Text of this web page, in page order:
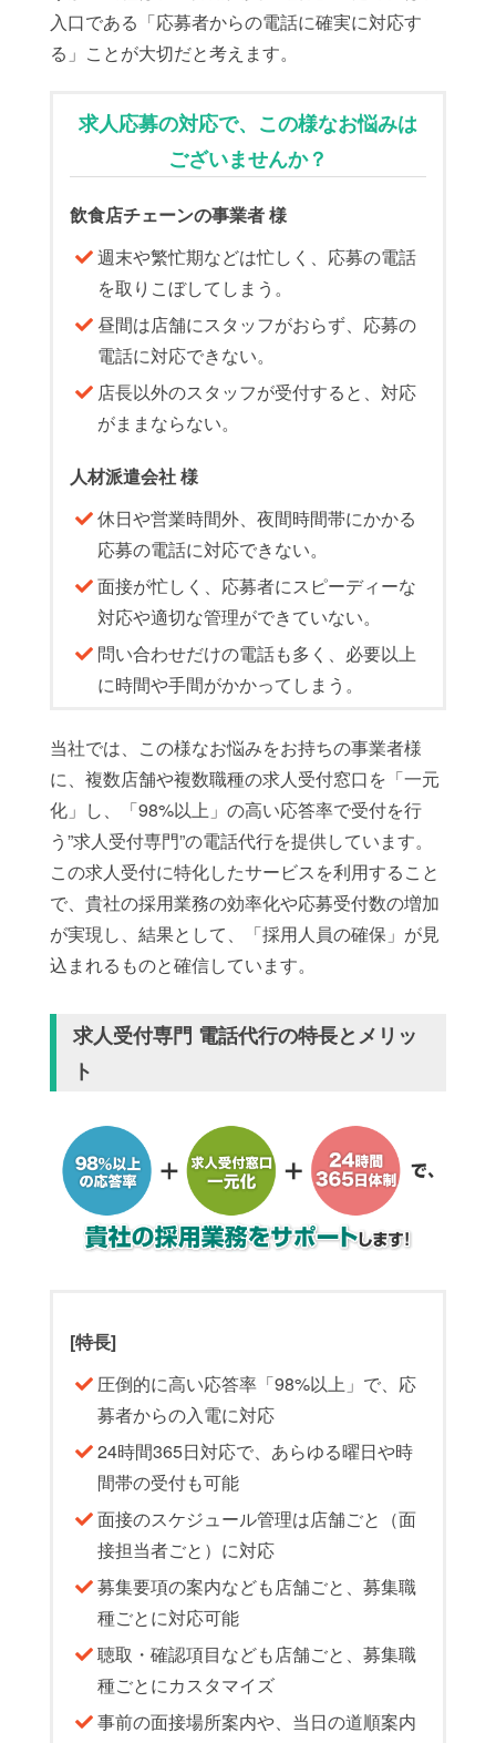
入口である「応募者からの電話に確実に対応す
る」ことが大切だと考えます。
求人応募の対応で、この様なお悩みは
ございませんか？
飲食店チェーンの事業者 様
週末や繁忙期などは忙しく、応募の電話
を取りこぼしてしまう。
昼間は店舗にスタッフがおらず、応募の
電話に対応できない。
店長以外のスタッフが受付すると、対応
がままならない。
人材派遣会社 様
休日や営業時間外、夜間時間帯にかかる
応募の電話に対応できない。
面接が忙しく、応募者にスピーディーな
対応や適切な管理ができていない。
問い合わせだけの電話も多く、必要以上
に時間や手間がかかってしまう。
当社では、この様なお悩みをお持ちの事業者様
に、複数店舗や複数職種の求人受付窓口を「一元
化」し、「98%以上」の高い応答率で受付を行
う”求人受付専門”の電話代行を提供しています。
この求人受付に特化したサービスを利用すること
で、貴社の採用業務の効率化や応募受付数の増加
が実現し、結果として、「採用人員の確保」が見
込まれるものと確信しています。
求人受付専門 電話代行の特長とメリッ
ト
[特長]
圧倒的に高い応答率「98%以上」で、応
募者からの入電に対応
24時間365日対応で、あらゆる曜日や時
間帯の受付も可能
面接のスケジュール管理は店舗ごと（面
接担当者ごと）に対応
募集要項の案内なども店舗ごと、募集職
種ごとに対応可能
聴取・確認項目なども店舗ごと、募集職
種ごとにカスタマイズ
事前の面接場所案内や、当日の道順案内